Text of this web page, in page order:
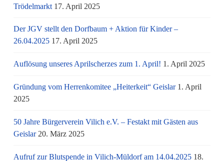
Trödelmarkt 17. April 2025
Der JGV stellt den Dorfbaum + Aktion für Kinder –
26.04.2025 17. April 2025
Auflösung unseres Aprilscherzes zum 1. April! 1. April 2025
Gründung vom Herrenkomitee „Heiterkeit“ Geislar 1. April
2025
50 Jahre Bürgerverein Vilich e.V. – Festakt mit Gästen aus
Geislar 20. März 2025
Aufruf zur Blutspende in Vilich-Müldorf am 14.04.2025 18.